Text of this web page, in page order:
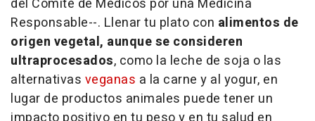
del Comité de Médicos por una Medicina
Responsable--. Llenar tu plato con alimentos de
origen vegetal, aunque se consideren
ultraprocesados, como la leche de soja o las
alternativas veganas a la carne y al yogur, en
lugar de productos animales puede tener un